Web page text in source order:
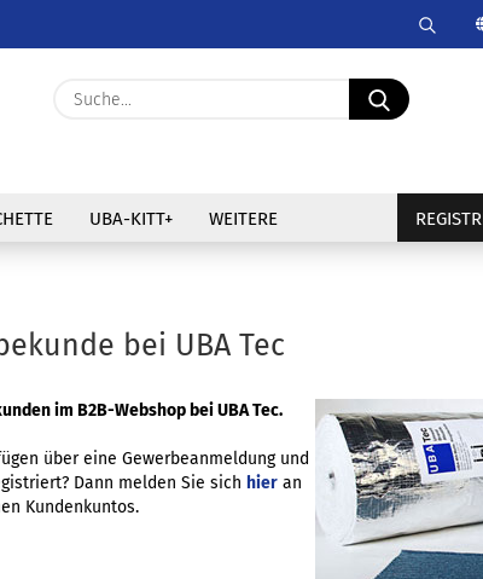
Passwort
Suche...
UBA-KITT+ WEITERE
bei UBA Tec
im B2B-Webshop bei UBA Tec.
über eine Gewerbeanmeldung und
Dann melden Sie sich hier an
Kundenkuntos.